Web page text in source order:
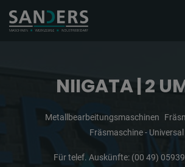
NIIGATA | 2
Metallbearbeitungsmaschinen
Fräsmaschine - Universal
Für telef. Auskünfte: (00 49)